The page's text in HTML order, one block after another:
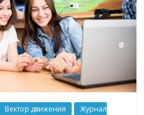
Вектор движения
Журнал